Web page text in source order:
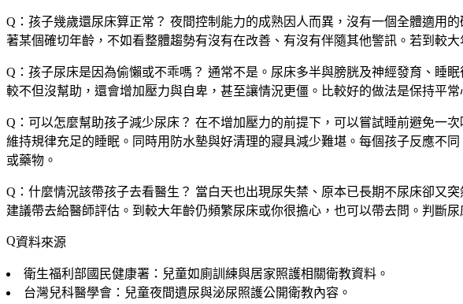
Q：孩子幾歲還尿床算正常？ 夜間控制能力的成熟因人而異，沒有一個全體適用
著某個確切年齡，不如看整體趨勢有沒有在改善、有沒有伴隨其他警訊。若到較
Q：孩子尿床是因為偷懶或不乖嗎？ 通常不是。尿床多半與膀胱及神經發育、睡
較不但沒幫助，還會增加壓力與自卑，甚至讓情況更僵。比較好的做法是保持平
Q：可以怎麼幫助孩子減少尿床？ 在不增加壓力的前提下，可以嘗試睡前避免一
維持規律充足的睡眠。同時用防水墊與好清理的寢具減少難堪。每個孩子反應不
或藥物。
Q：什麼情況該帶孩子去看醫生？ 當白天也出現尿失禁、原本已長期不尿床卻又
建議帶去給醫師評估。到較大年齡仍頻繁尿床或你很擔心，也可以帶去問。判斷
資料來源
衛生福利部國民健康署：兒童如廁訓練與居家照護相關衛教資料。
台灣兒科醫學會：兒童夜間遺尿與泌尿照護公開衛教內容。